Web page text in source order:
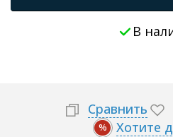
В
Сравнить
% Хотите